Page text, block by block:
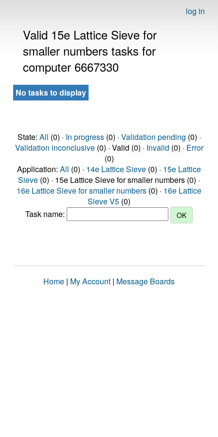
log in
Valid 15e Lattice Sieve for
smaller numbers tasks for
computer 6667330
No tasks to display
State: All (0) · In progress(0) · Validation pending (0) ·
Validation inconclusive(0) · Valid (0) · Invalid (0) · Error
(0)
Application: All (0) · 14e Lattice Sieve (0) · 15e Lattice
Sieve (0) · 15e Lattice Sieve for smaller numbers (0) ·
16e Lattice Sieve for smaller numbers (0) · 16e Lattice
Sieve V5 (0)
Task name:
Home | My Account | Message Boards